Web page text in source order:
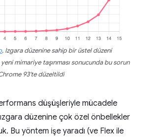
, Izgara düzenine sahip bir üstel düzeni
mimariye taşınması sonucunda bu sorun
93'te düzeltildi
düşüşleriyle mücadele
düzenine çok özel önbellekler
Bu yöntem işe yaradı (ve Flex ile